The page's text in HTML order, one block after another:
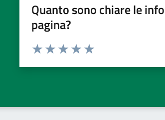
Quanto sono chiare le
pagina?
Valuta da 1 a 5 stelle la pagina